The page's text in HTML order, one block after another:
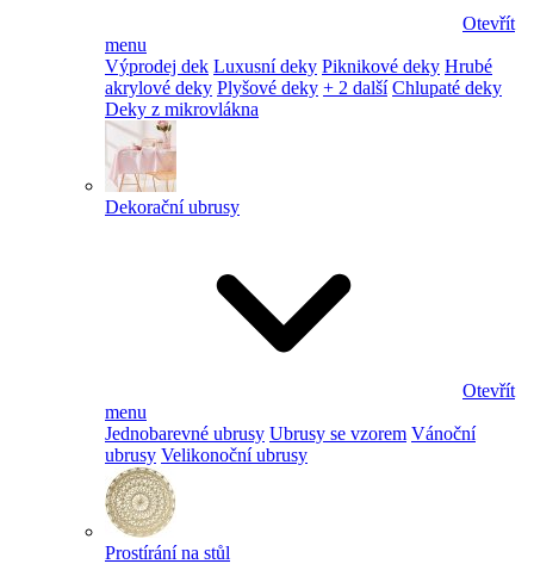
Otevřít
menu
Výprodej dek Luxusní deky Piknikové deky Hrubé
akrylové deky Plyšové deky + 2 další Chlupaté deky
Deky z mikrovlákna
Dekorační ubrusy
Otevřít
menu
Jednobarevné ubrusy Ubrusy se vzorem Vánoční
ubrusy Velikonoční ubrusy
Prostírání na stůl